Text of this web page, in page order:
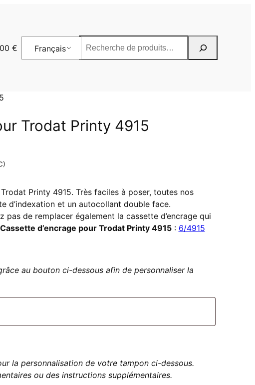
€ Français
Trodat Printy 4915
Printy 4915. Très faciles à poser, toutes nos
d’indexation et un autocollant double face.
pas de remplacer également la cassette d’encrage qui
Cassette d’encrage pour Trodat Printy 4915: 6/4915
au bouton ci-dessous afin de personnaliser la
la personnalisation de votre tampon ci-dessous.
ou des instructions supplémentaires.